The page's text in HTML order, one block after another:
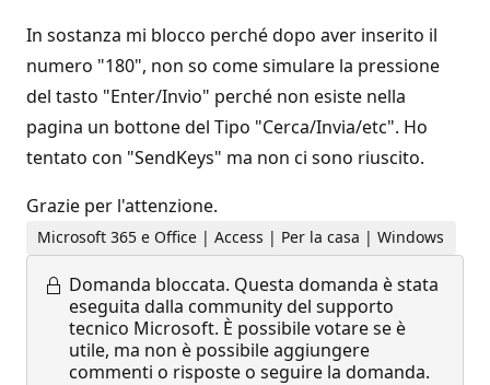
In sostanza mi blocco perché dopo aver inserito il
numero "180", non so come simulare la pressione
del tasto "Enter/Invio" perché non esiste nella
pagina un bottone del Tipo "Cerca/Invia/etc". Ho
tentato con "SendKeys" ma non ci sono riuscito.
Grazie per l'attenzione.
Microsoft 365 e Office | Access | Per la casa | Windows
Domanda bloccata. Questa domanda è stata
eseguita dalla community del supporto
tecnico Microsoft. È possibile votare se è
utile, ma non è possibile aggiungere
commenti o risposte o seguire la domanda.